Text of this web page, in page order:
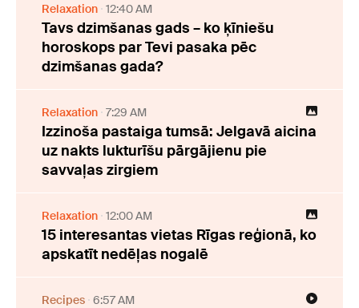
Relaxation 12:40 AM
Tavs dzimšanas gads – ko ķīniešu
horoskops par Tevi pasaka pēc
dzimšanas gada?
Relaxation 7:29 AM
Izzinoša pastaiga tumsā: Jelgavā aicina
uz nakts lukturīšu pārgājienu pie
savvaļas zirgiem
Relaxation 12:00 AM
15 interesantas vietas Rīgas reģionā, ko
apskatīt nedēļas nogalē
Recipes 6:57 AM